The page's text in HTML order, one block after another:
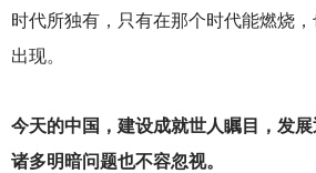
时代所独有，只有在那个时代能燃烧
出现。
今天的中国，建设成就世人瞩目，发
诸多明暗问题也不容忽视。